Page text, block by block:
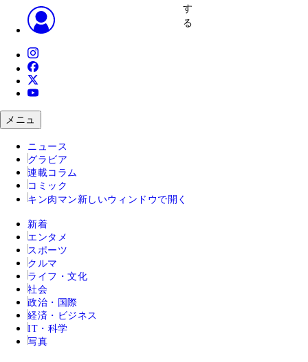
す
る
メニュ
ニュース
グラビア
連載コラム
コミック
キン肉マン 新しいウィンドウで開く
新着
エンタメ
スポーツ
クルマ
ライフ・文化
社会
政治・国際
経済・ビジネス
IT・科学
写真